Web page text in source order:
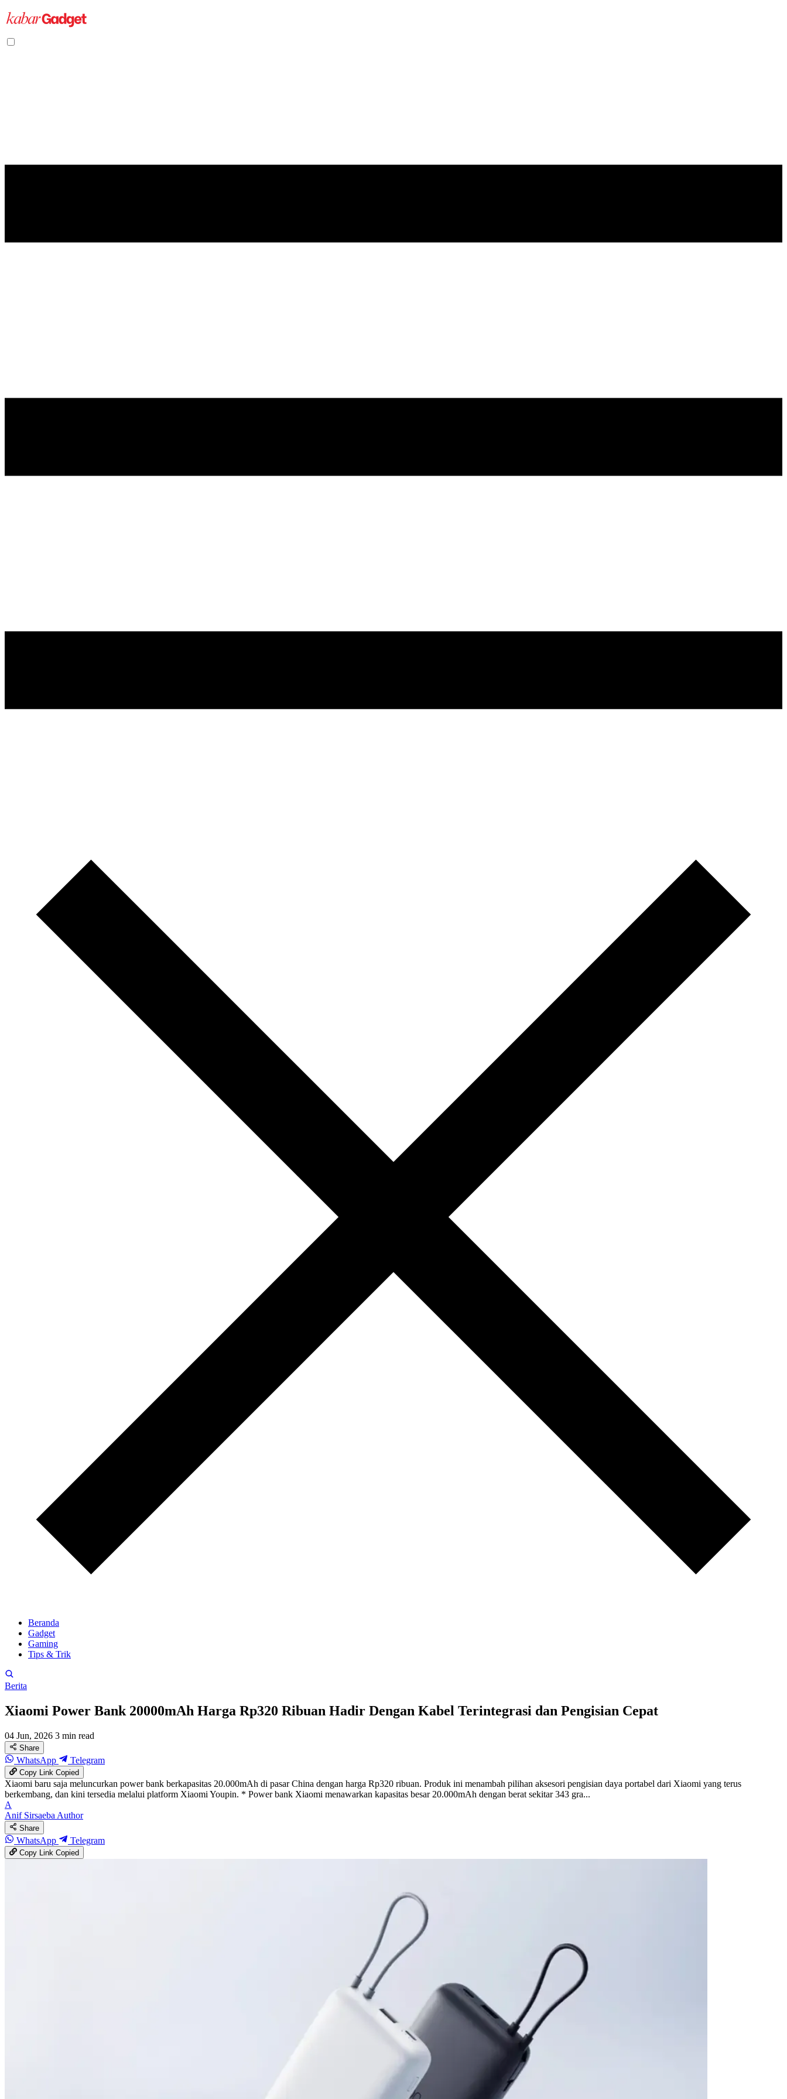
Beranda
Gadget
Gaming
Tips & Trik
Berita
Xiaomi Power Bank 20000mAh Harga Rp320 Ribuan Hadir Dengan Kabel Terintegrasi dan Pengisian Cepat
04 Jun, 2026 3 min read
Share
WhatsApp Telegram
Copy LinkCopied
Xiaomi baru saja meluncurkan power bank berkapasitas 20.000mAh di pasar China dengan harga Rp320 ribuan. Produk ini menambah pilihan aksesori pengisian daya portabel dari Xiaomi yang terus
berkembang, dan kini tersedia melalui platform Xiaomi Youpin. * Power bank Xiaomi menawarkan kapasitas besar 20.000mAh dengan berat sekitar 343 gra...
A
Anif SirsaebaAuthor
Share
WhatsApp Telegram
Copy LinkCopied